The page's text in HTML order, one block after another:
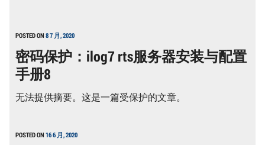
POSTED ON 8 7 月, 2020
密码保护：ilog7 rts服务器安装与配置
手册8
无法提供摘要。这是一篇受保护的文章。
POSTED ON 16 6 月, 2020